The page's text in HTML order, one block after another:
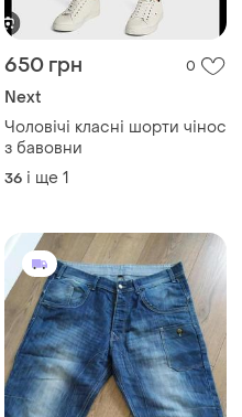
390 грн
Primark
Чоловічі джинсові шорти /
бриджі primark
36 і ще 1